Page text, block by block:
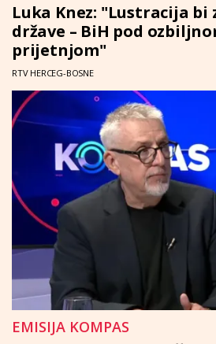
Luka Knez: "Lustracija bi
države – BiH pod
prijetnjom"
RTV HERCEG-BOSNE
EMISIJA KOMPAS